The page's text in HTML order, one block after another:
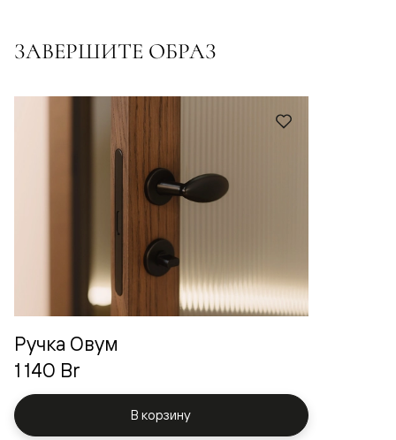
ЗАВЕРШИТЕ ОБРАЗ
Ручка Овум
1 140 Br
В корзину